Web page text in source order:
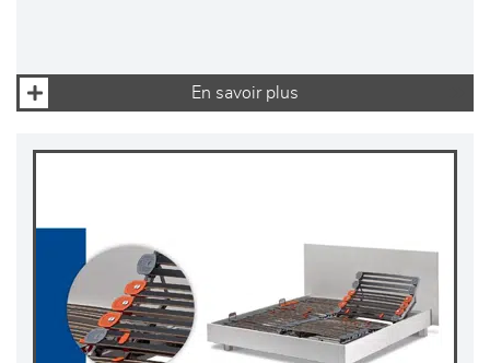
En savoir plus